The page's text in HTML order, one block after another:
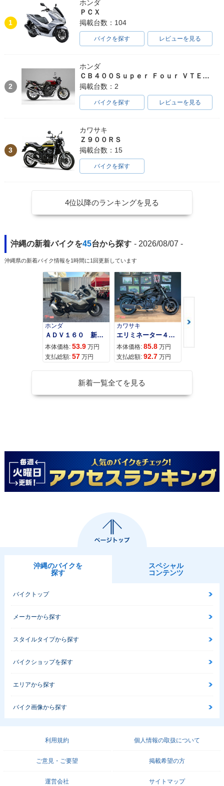
1
ホンダ
ＰＣＸ
掲載台数：104
バイクを探す レビューを見る
2
ホンダ
ＣＢ４００Ｓｕｐｅｒ Ｆｏｕｒ ＶＴＥＣ ＳＰＥＣ３
掲載台数：2
バイクを探す レビューを見る
3
カワサキ
Ｚ９００ＲＳ
掲載台数：15
バイクを探す
4位以降のランキングを見る
沖縄の新着バイクを45台から探す - 2026/08/07 -
沖縄県の新着バイク情報を1時間に1回更新しています
ホンダ
ＡＤＶ１６０ 新車 ２０２６年最新モデル パールスモーキーグレー スマートキー ２９Ｌメットイン ＵＳＢ Ｔｙｐｅ−Ｃ装備
本体価格: 53.9 万円
支払総額: 57 万円
カワサキ
エリミネーター４００
本体価格: 85.8 万円
支払総額: 92.7 万円
カワサキ
本体価格:
新着一覧全てを見る
沖縄のバイクを
探す
スペシャル
コンテンツ
バイクトップ
メーカーから探す
スタイルタイプから探す
バイクショップを探す
エリアから探す
バイク画像から探す
利用規約 個人情報の取扱について
ご意見・ご要望 掲載希望の方
運営会社 サイトマップ